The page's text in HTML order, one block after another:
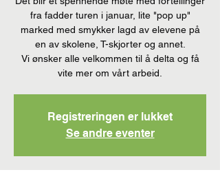
fra fadder turen i januar, lite "pop up"
marked med smykker lagd av elevene på
en av skolene, T-skjorter og annet.
Vi ønsker alle velkommen til å delta og få
vite mer om vårt arbeid.
Registreringen er lukket
Se andre eventer